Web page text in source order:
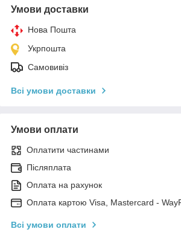
Умови доставки
Нова Пошта
Укрпошта
Самовивіз
Всі умови доставки
Умови оплати
Оплатити частинами
Післяплата
Оплата на рахунок
Оплата картою Visa, Mastercard -
Всі умови оплати